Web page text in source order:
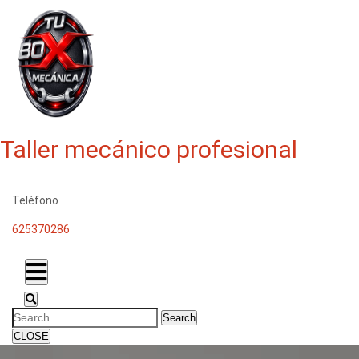
Taller mecánico profesional
Teléfono
625370286
Search
CLOSE